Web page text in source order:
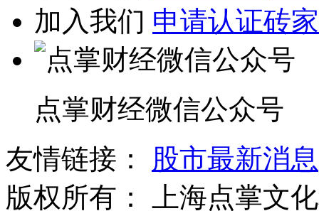
加入我们 申请认证砖家
点掌财经微信公众号
友情链接：
股市最新消息
版权所有：
上海点掌文